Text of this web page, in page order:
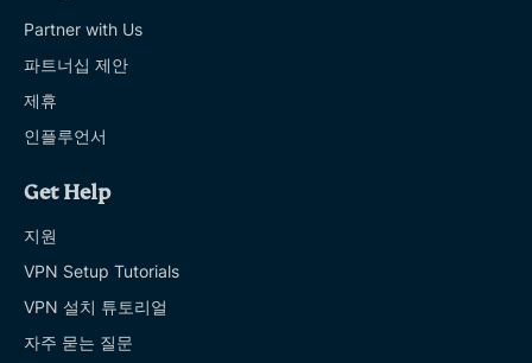
Partner with Us
파트너십 제안
제휴
인플루언서
Get Help
지원
VPN Setup Tutorials
VPN 설치 튜토리얼
자주 묻는 질문